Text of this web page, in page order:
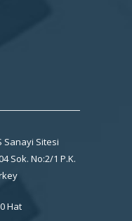
Sanayi Sitesi
Sok. No:2/1 P.K.
Hat